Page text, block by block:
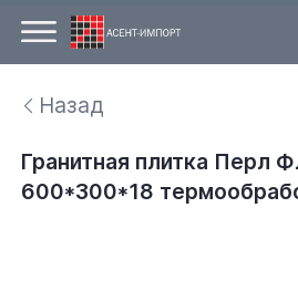
Назад
Гранитная плитка Перл
600*300*18